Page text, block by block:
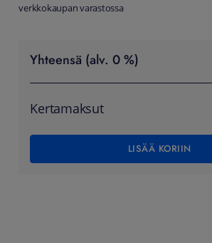
verkkokaupan varastossa
Yhteensä (alv. 0 %)
Kertamaksut
LISÄÄ KORIIN